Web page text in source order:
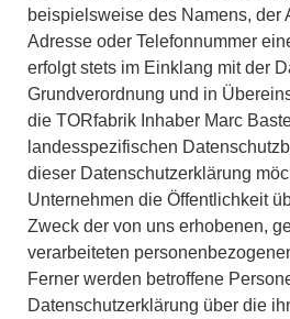
beispielsweise des Namens, der
Adresse oder Telefonnummer
erfolgt stets im Einklang mit der
Grundverordnung und in
die TORfabrik Inhaber Marc
landesspezifischen
dieser Datenschutzerklärung
Unternehmen die Öffentlichkeit
Zweck der von uns erhobenen,
verarbeiteten
Ferner werden betroffene
Datenschutzerklärung über die